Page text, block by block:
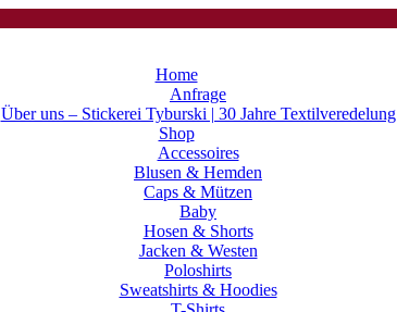
Home
Anfrage
Über uns – Stickerei Tyburski | 30 Jahre Textilveredelung
Shop
Accessoires
Blusen & Hemden
Caps & Mützen
Baby
Hosen & Shorts
Jacken & Westen
Poloshirts
Sweatshirts & Hoodies